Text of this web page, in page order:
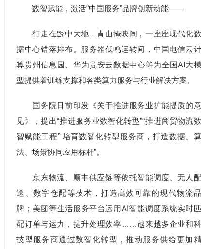
数智赋能，激活“中国服务”品牌创新动能——
行走在黔中大地，青山掩映间，一座座现代化数
据中心错落排布。服务器低鸣运转间，中国电信云计
算贵州信息园、华为贵安云数据中心等为全国AI大模
型提供着训练支撑和各类算力服务与行业解决方案。
国务院日前印发《关于推进服务业扩能提质的意
见》，提出“推进服务业数智化转型”“推进商贸物流数
智赋能工程”“培育数智化转型服务商，打造数据、算
法、场景协同应用标杆”。
京东物流、顺丰供应链等依托智能调度、无人配
送、数字仓配等技术，打造高效可靠的现代物流品
牌；美团等生活服务平台运用AI智能调度系统实时匹
配订单与运力，提升处理效率……越来越多企业和科
技型服务商通过数智化转型，推动服务供给更加精